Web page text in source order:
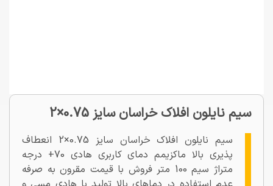
سیم نایلون افلاک خراسان سایز 0.75×2
سیم نایلون افلاک خراسان سایز 0.75×2 انعطاف
پذیری بالا ماکزیمم دمای کاربری هادی 70+ درجه
متراژ سیم 100 متر فروش با قیمت مقرون به صرفه